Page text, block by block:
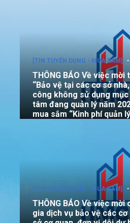
[TIN TUYỂN DỤNG - MUA SẮM]
THÔNG BÁO Về việc
“Bảo vệ tại các cơ sở
công không sử dụng
tâm đang quản lý năm
mua sắm “Kinh phí quản
[TIN TUYỂN DỤNG - MUA SẮM]
THÔNG BÁO Về việc mời
gia dịch vụ bảo vệ các